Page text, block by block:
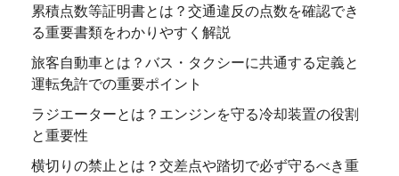
累積点数等証明書とは？交通違反の点数を確認でき
る重要書類をわかりやすく解説
旅客自動車とは？バス・タクシーに共通する定義と
運転免許での重要ポイント
ラジエーターとは？エンジンを守る冷却装置の役割
と重要性
横切りの禁止とは？交差点や踏切で必ず守るべき重